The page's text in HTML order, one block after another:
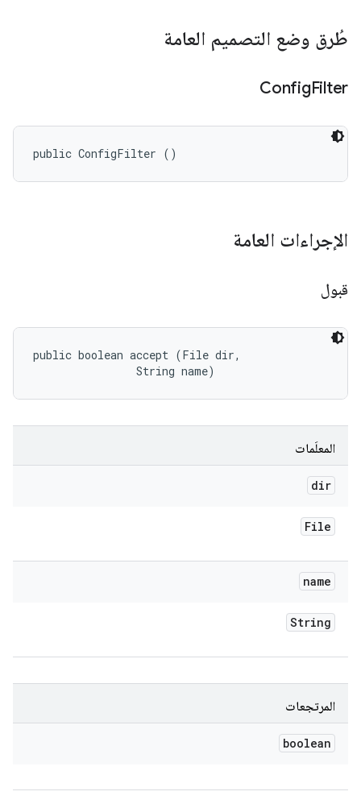
طُرق وضع التصميم العامة
ConfigFilter
public ConfigFilter ()
الإجراءات العامة
قبول
public boolean accept (File dir,
                String name)
المعلَمات
dir
File
name
String
المرتجعات
boolean